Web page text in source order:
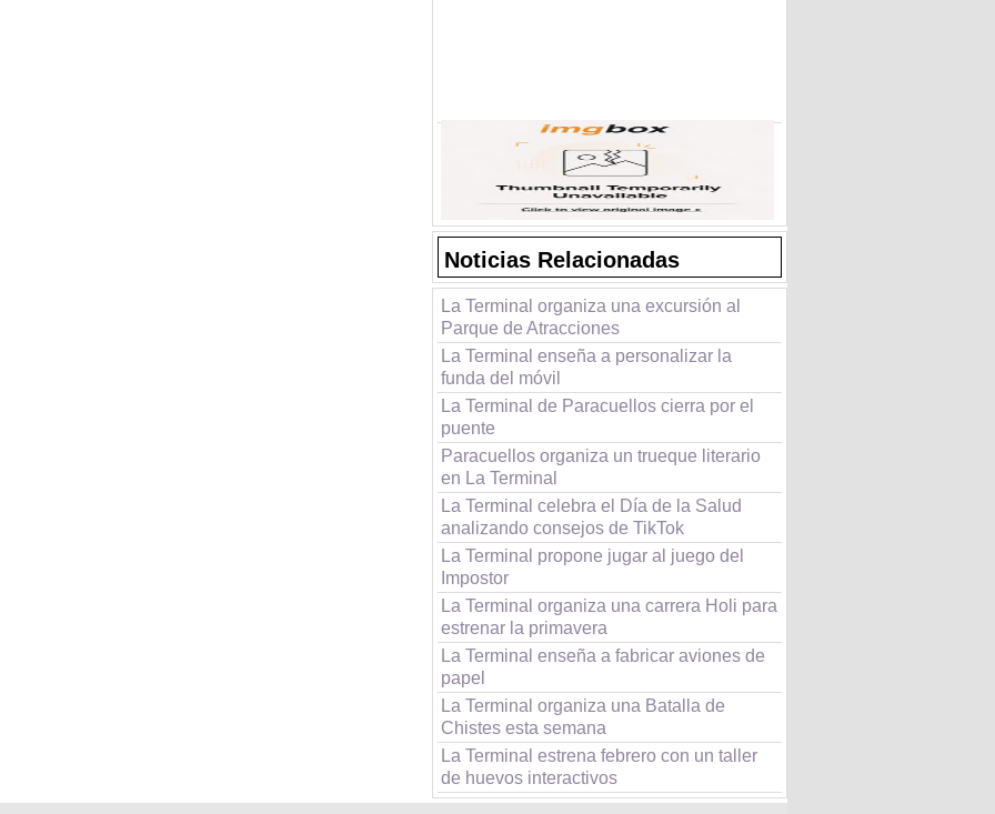
Noticias Relacionadas
La Terminal organiza una excursión al
Parque de Atracciones
La Terminal enseña a personalizar la
funda del móvil
La Terminal de Paracuellos cierra por el
puente
Paracuellos organiza un trueque literario
en La Terminal
La Terminal celebra el Día de la Salud
analizando consejos de TikTok
La Terminal propone jugar al juego del
Impostor
La Terminal organiza una carrera Holi para
estrenar la primavera
La Terminal enseña a fabricar aviones de
papel
La Terminal organiza una Batalla de
Chistes esta semana
La Terminal estrena febrero con un taller
de huevos interactivos